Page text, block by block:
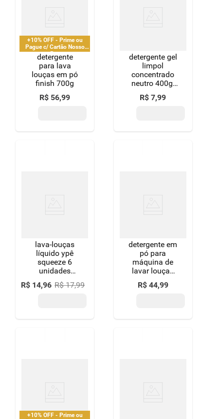
+10% OFF - Prime ou
Pague c/ Cartão Nosso
Pay
detergente
para lava
louças em pó
finish 700g
R$ 56,99
detergente gel
limpol
concentrado
neutro 400g-
squeeze
R$ 7,99
lava-louças
líquido ypê
squeeze 6
unidades
500ml cada
grátis 10% de
R$ 14,96 R$ 17,99
detergente em
pó para
máquina de
lavar louças
ypê 450g
R$ 44,99
+10% OFF - Prime ou